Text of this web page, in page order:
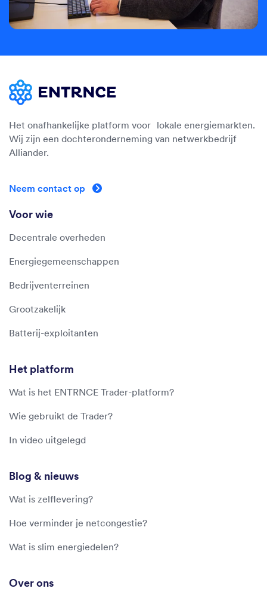
Het onafhankelijke platform voor lokale energiemarkten.
Wij zijn een dochteronderneming van netwerkbedrijf
Alliander.
Neem contact op
Voor wie
Decentrale overheden
Energiegemeenschappen
Bedrijventerreinen
Grootzakelijk
Batterij-exploitanten
Het platform
Wat is het ENTRNCE Trader-platform?
Wie gebruikt de Trader?
In video uitgelegd
Blog & nieuws
Wat is zelflevering?
Hoe verminder je netcongestie?
Wat is slim energiedelen?
Over ons